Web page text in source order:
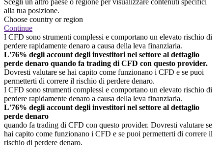
alla tua posizione.
Choose country or region
Continue
I CFD sono strumenti complessi e comportano un elevato rischio di
perdere rapidamente denaro a causa della leva finanziaria.
L'76% degli account degli investitori nel settore al dettaglio
perde denaro quando fa trading di CFD con questo provider.
Dovresti valutare se hai capito come funzionano i CFD e se puoi
permetterti di correre il rischio di perdere denaro.
I CFD sono strumenti complessi e comportano un elevato rischio di
perdere rapidamente denaro a causa della leva finanziaria.
L'76% degli account degli investitori nel settore al dettaglio
perde denaro
quando fa trading di CFD con questo provider. Dovresti valutare se
hai capito come funzionano i CFD e se puoi permetterti di correre il
rischio di perdere denaro.